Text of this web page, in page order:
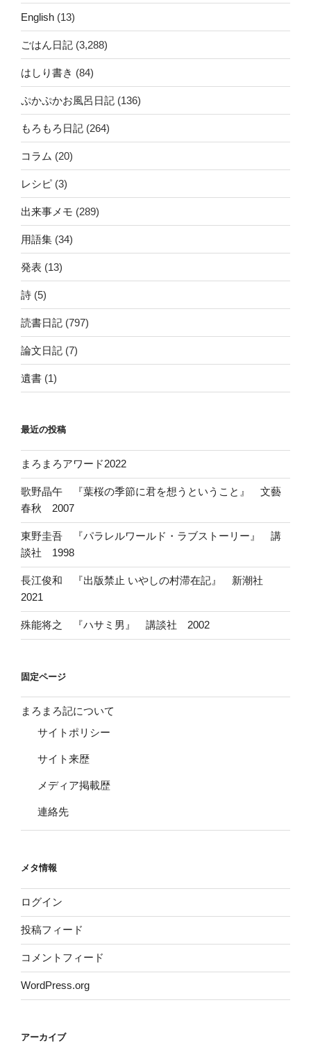
English (13)
ごはん日記 (3,288)
はしり書き (84)
ぷかぷかお風呂日記 (136)
もろもろ日記 (264)
コラム (20)
レシピ (3)
出来事メモ (289)
用語集 (34)
発表 (13)
詩 (5)
読書日記 (797)
論文日記 (7)
遺書 (1)
最近の投稿
まろまろアワード2022
歌野晶午 『葉桜の季節に君を想うということ』 文藝
春秋 2007
東野圭吾 『パラレルワールド・ラブストーリー』 講
談社 1998
長江俊和 『出版禁止 いやしの村滞在記』 新潮社
2021
殊能将之 『ハサミ男』 講談社 2002
固定ページ
まろまろ記について
サイトポリシー
サイト来歴
メディア掲載歴
連絡先
メタ情報
ログイン
投稿フィード
コメントフィード
WordPress.org
アーカイブ